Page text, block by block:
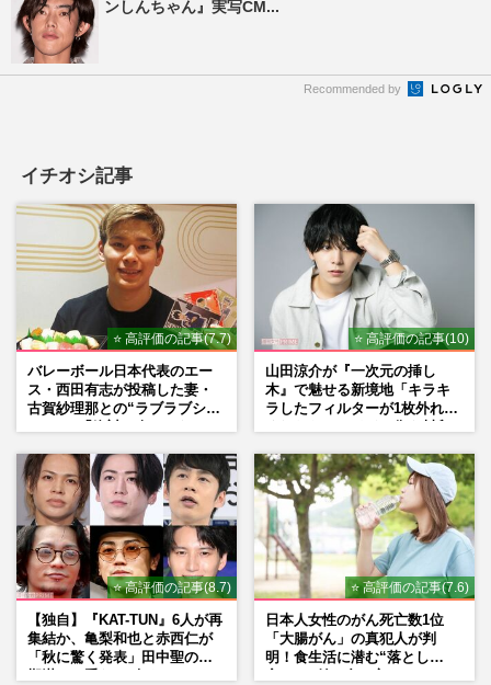
ンしんちゃん』実写CM...
Recommended by
イチオシ記事
⭐ 高評価の記事(7.7)
バレーボール日本代表のエー
ス・西田有志が投稿した妻・
古賀紗理那との“ラブラブショ
判殺到の理由
⭐ 高評価の記事(10)
山田涼介が『一次元の挿し
木』で魅せる新境地「キラキ
ラしたフィルターが1枚外れて
⭐ 高評価の記事(8.7)
【独自】『KAT-TUN』6人が再
集結か、亀梨和也と赤西仁が
「秋に驚く発表」田中聖の刑
⭐ 高評価の記事(7.6)
日本人女性のがん死亡数1位
「大腸がん」の真犯人が判
明！食生活に潜む“落とし